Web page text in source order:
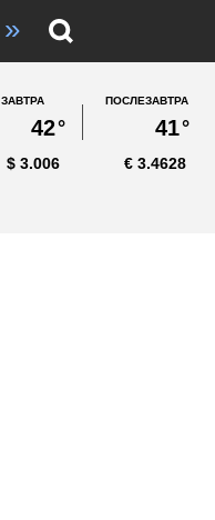
»
ЗАВТРА
42°
ПОСЛЕЗАВТРА
41°
3.006
$ 3.4628
€